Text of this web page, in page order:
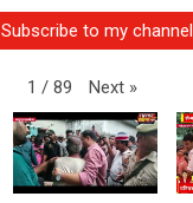
Subscribe to my channel
1 / 89 Next »